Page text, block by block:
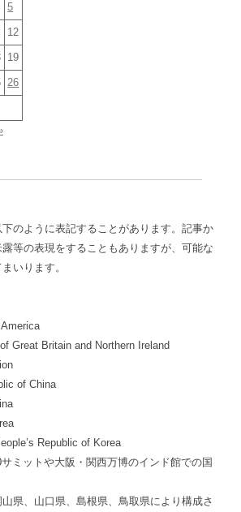
5
12
19
26
のように表記することがあります。記事か
等の表現をすることもありますが、可能な
いります。
Great Britain and Northern Ireland
of China
Republic of Korea
ミットや大阪・関西万博のインド館での国
県、山口県、島根県、鳥取県により構成さ